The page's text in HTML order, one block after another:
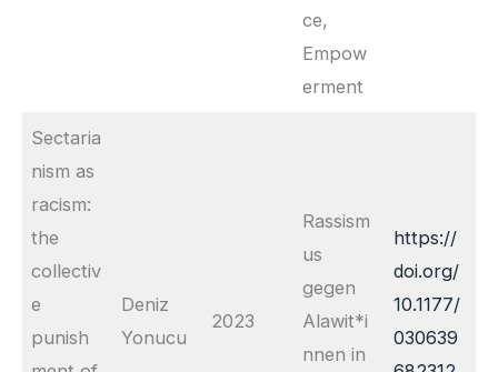
ce,
Empow
erment
Sectaria
nism as
racism:
the
collectiv
e
punish
Deniz
Yonucu
2023
Rassism
us
gegen
Alawit*i
nnen in
https://
doi.org/
10.1177/
030639